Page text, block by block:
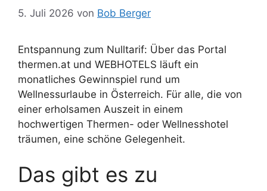
5. Juli 2026 von Bob Berger
Entspannung zum Nulltarif: Über das Portal
thermen.at und WEBHOTELS läuft ein
monatliches Gewinnspiel rund um
Wellnessurlaube in Österreich. Für alle, die von
einer erholsamen Auszeit in einem
hochwertigen Thermen- oder Wellnesshotel
träumen, eine schöne Gelegenheit.
Das gibt es zu